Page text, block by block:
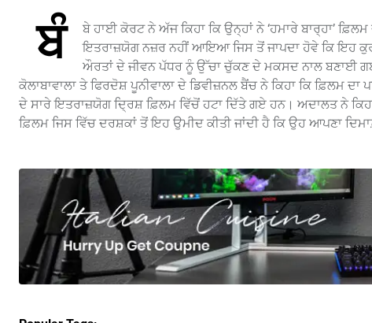
ਬੰ
ਬੇ ਹਾਈ ਕੋਰਟ ਨੇ ਅੱਜ ਕਿਹਾ ਕਿ ਉਨ੍ਹਾਂ ਨੇ ‘ਹਮਾਰੇ ਬਾਰ੍ਹਾ’
ਇਤਰਾਜ਼ਯੋਗ ਨਜ਼ਰ ਨਹੀਂ ਆਇਆ ਜਿਸ ਤੋਂ ਜਾਪਦਾ ਹੋਵੇ ਕਿ ਇਹ
ਔਰਤਾਂ ਦੇ ਜੀਵਨ ਪੱਧਰ ਨੂੰ ਉੱਚਾ ਚੁੱਕਣ ਦੇ ਮਕਸਦ ਨਾਲ ਬਣਾਈ ਗਈ
ਕੋਲਾਬਾਵਾਲਾ ਤੇ ਫਿਰਦੋਸ਼ ਪੂਨੀਵਾਲਾ ਦੇ ਡਿਵੀਜ਼ਨਲ ਬੈਂਚ ਨੇ ਕਿਹਾ ਕਿ
ਦੇ ਸਾਰੇ ਇਤਰਾਜ਼ਯੋਗ ਦ੍ਰਿਸ਼ ਫ਼ਿਲਮ ਵਿੱਚੋਂ ਹਟਾ ਦਿੱਤੇ ਗਏ ਹਨ। ਅਦਾਲਤ ਨੇ
ਫ਼ਿਲਮ ਜਿਸ ਵਿੱਚ ਦਰਸ਼ਕਾਂ ਤੋਂ ਇਹ ਉਮੀਦ ਕੀਤੀ ਜਾਂਦੀ ਹੈ ਕਿ ਉਹ ਆਪਣਾ